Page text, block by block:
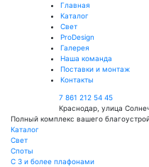
Главная
Каталог
Свет
ProDesign
Галерея
Наша команда
Поставки и монтаж
Контакты
7 861 212 54 45
Краснодар, улица
Полный комплекс вашего
Каталог
Свет
Споты
С 3 и более плафонами